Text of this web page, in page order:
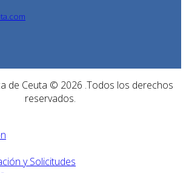
de Ceuta © 2026 .Todos los derechos
reservados.
y Solicitudes